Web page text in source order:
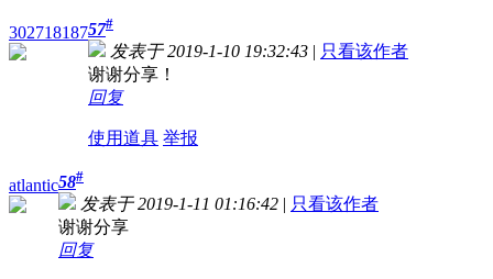
30271818757#
发表于 2019-1-10 19:32:43 | 只看该作者
谢谢分享！
回复
使用道具 举报
atlantic58#
发表于 2019-1-11 01:16:42 | 只看该作者
谢谢分享
回复